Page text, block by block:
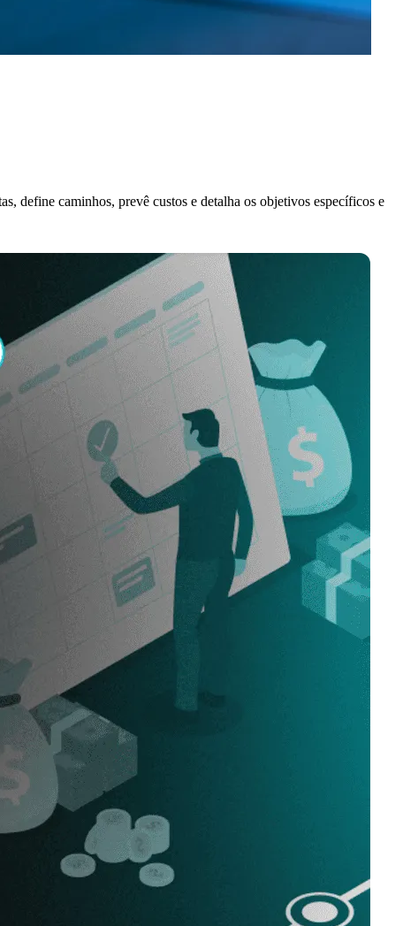
define caminhos, prevê custos e detalha os objetivos específicos e